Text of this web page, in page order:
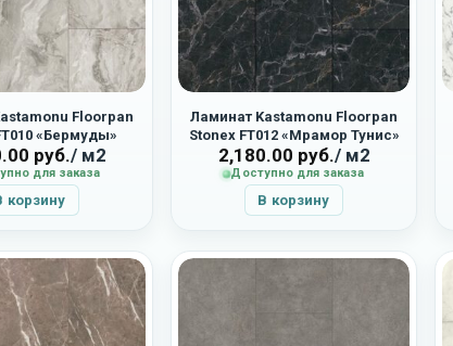
Floorpan
«Бермуды»
руб./ м2
для заказа
корзину
Ламинат Kastamonu Floorpan
Stonex FT012 «Мрамор Тунис»
2,180.00 руб./ м2
Доступно для заказа
В корзину